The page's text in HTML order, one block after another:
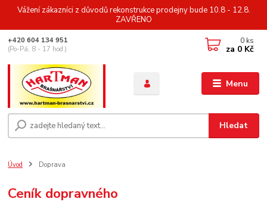
Vážení zákazníci z důvodů rekonstrukce prodejny bude 10.8 - 12.8.
ZAVŘENO
Menu
Hledat
+420 604 134 951
(Po-Pá, 8 - 17 hod.)
0 ks
za 0 Kč
Úvod Doprava
Ceník dopravného